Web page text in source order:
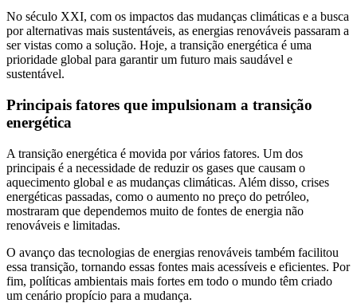
No século XXI, com os impactos das mudanças climáticas e a busca
por alternativas mais sustentáveis, as energias renováveis passaram a
ser vistas como a solução. Hoje, a transição energética é uma
prioridade global para garantir um futuro mais saudável e
sustentável.
Principais fatores que impulsionam a transição
energética
A transição energética é movida por vários fatores. Um dos
principais é a necessidade de reduzir os gases que causam o
aquecimento global e as mudanças climáticas. Além disso, crises
energéticas passadas, como o aumento no preço do petróleo,
mostraram que dependemos muito de fontes de energia não
renováveis e limitadas.
O avanço das tecnologias de energias renováveis também facilitou
essa transição, tornando essas fontes mais acessíveis e eficientes. Por
fim, políticas ambientais mais fortes em todo o mundo têm criado
um cenário propício para a mudança.